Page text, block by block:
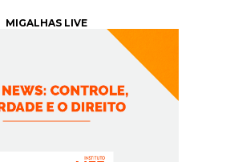
MIGALHAS LIVE